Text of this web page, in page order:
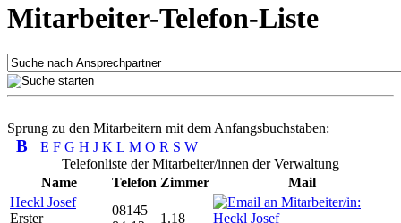
Mitarbeiter-Telefon-Liste
Sprung zu den Mitarbeitern mit dem Anfangsbuchstaben:
B E F G H J K L M O R S W
Telefonliste der Mitarbeiter/innen der Verwaltung
Name
Telefon Zimmer
Mail
Heckl Josef
Erster
08145
1.18